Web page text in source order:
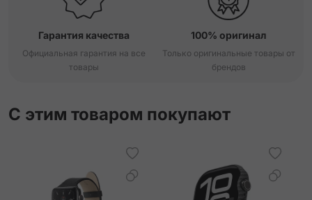
Гарантия качества
Официальная гарантия на все
товары
100% оригинал
Только оригинальные товары от
брендов
С этим товаром покупают